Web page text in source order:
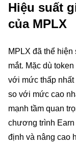
Hiệu suất
của MPLX
MPLX đã thể
mắt. Mặc dù
với mức thấp
so với mức cao
mạnh tầm quan
chương trình Earn
định và nâng cao